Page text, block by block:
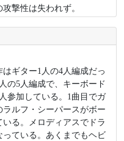
撃性は失われず。
はギター1人の4人編成だっ
の5人編成で、キーボード
参加している。1曲目でガ
ラルフ・シーパースがボー
いる。メロディアスでドラ
っている。あくまでもヘビ